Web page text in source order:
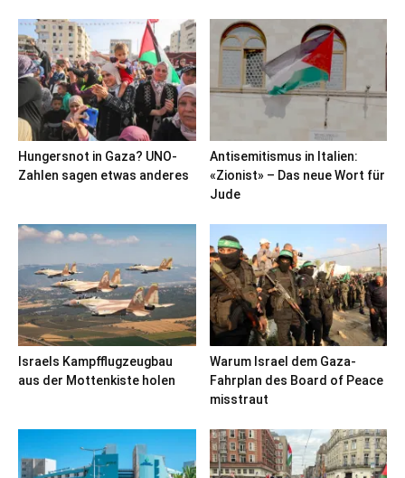
Hungersnot in Gaza? UNO-
Zahlen sagen etwas anderes
Antisemitismus in Italien:
«Zionist» – Das neue Wort für
Jude
Israels Kampfflugzeugbau
aus der Mottenkiste holen
Warum Israel dem Gaza-
Fahrplan des Board of Peace
misstraut